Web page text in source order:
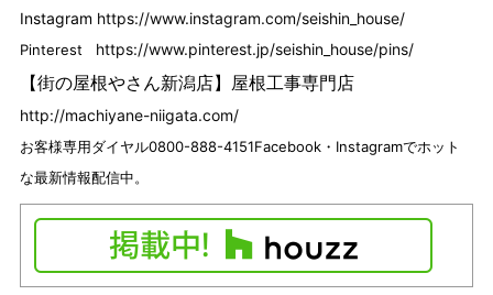
Instagram https://www.instagram.com/seishin_house/
Pinterest https://www.pinterest.jp/seishin_house/pins/
【街の屋根やさん新潟店】 屋根工事専門店
http://machiyane-niigata.com/
お客様専用ダイヤル0800-888-4151Facebook・ Instagramでホット
な最新情報配信中。